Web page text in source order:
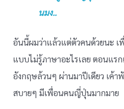
นมง..
อันนี้ผมว่าแล้วแต่ตัวคนด้วยนะ
แบบไม่รู้ภาษาอะไรเลย ตอนแรก
อังกฤษล้วนๆ ผ่านมาปีเดียว เค้า
สบายๆ มีเพื่อนคนญี่ปุ่นมากมาย